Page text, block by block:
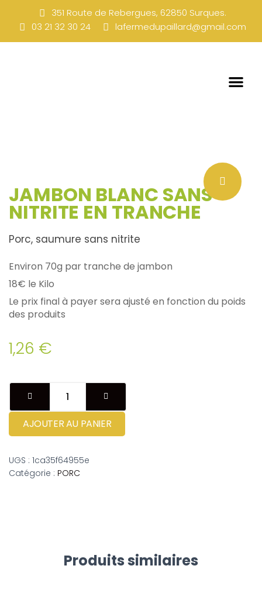
351 Route de Rebergues, 62850 Surques.
03 21 32 30 24
lafermedupaillard@gmail.com
JAMBON BLANC SANS
NITRITE EN TRANCHE
Porc, saumure sans nitrite
Environ 70g par tranche de jambon
18€ le Kilo
Le prix final à payer sera ajusté en fonction du poids
des produits
1,26 €
AJOUTER AU PANIER
UGS : 1ca35f64955e
Catégorie : PORC
Produits similaires